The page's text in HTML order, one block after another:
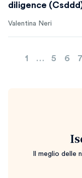
diligence
Valentina Neri
Paginazione
1 … 5 6 7
Il meglio delle